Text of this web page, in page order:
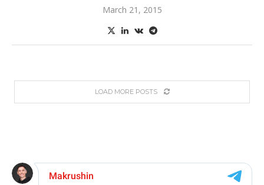
March 21, 2015
LOAD MORE POSTS